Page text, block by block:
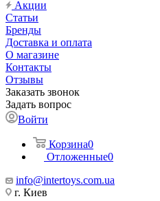
Акции
Статьи
Бренды
Доставка и оплата
О магазине
Контакты
Отзывы
Заказать звонок
Задать вопрос
Войти
Корзина0
Отложенные0
info@intertoys.com.ua
г. Киев